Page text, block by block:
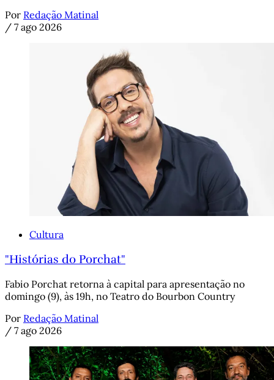
Por Redação Matinal
/ 7 ago 2026
Cultura
"Histórias do Porchat"
Fabio Porchat retorna à capital para apresentação no
domingo (9), às 19h, no Teatro do Bourbon Country
Por Redação Matinal
/ 7 ago 2026